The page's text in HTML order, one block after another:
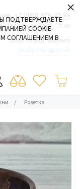
+7 (980) 379-42-99
19:00 Сб-Вс: 10:00 - 17:00
Ваш город:Белиз
/ Розетка
ПОДТВЕРЖДАЕТЕ
COOKIE-
СОГЛАШЕНИЕМ В
×